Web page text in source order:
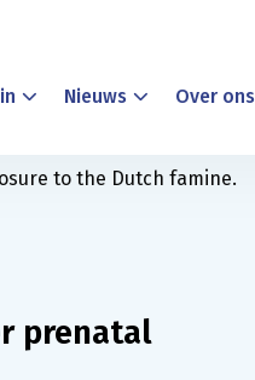
Nieuws Over ons
to the Dutch famine.
prenatal